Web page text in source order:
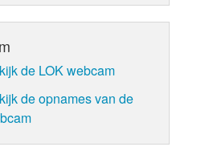
de LOK webcam
de opnames van de